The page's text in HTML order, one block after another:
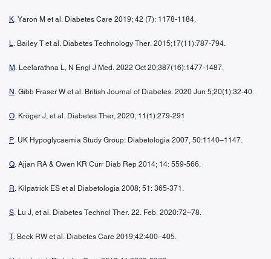
K. Yaron M et al. Diabetes Care 2019; 42 (7): 1178-1184.
L. Bailey T et al. Diabetes Technology Ther. 2015;17(11):787-794.
M . Leelarathna L, N Engl J Med. 2022 Oct 20;387(16):1477-1487.
N . Gibb Fraser W et al. British Journal of Diabetes. 2020 Jun 5;20(1):32-40.
O. Kröger J, et al. Diabetes Ther, 2020; 11(1):279-291
P. UK Hypoglycaemia Study Group: Diabetologia 2007, 50:1140–1147.
Q. Ajjan RA & Owen KR Curr Diab Rep 2014; 14: 559-566.
R. Kilpatrick ES et al Diabetologia 2008; 51: 365-371.
S. Lu J, et al. Diabetes Technol Ther. 22. Feb. 2020:72–78.
T. Beck RW et al. Diabetes Care 2019;42:400–405.